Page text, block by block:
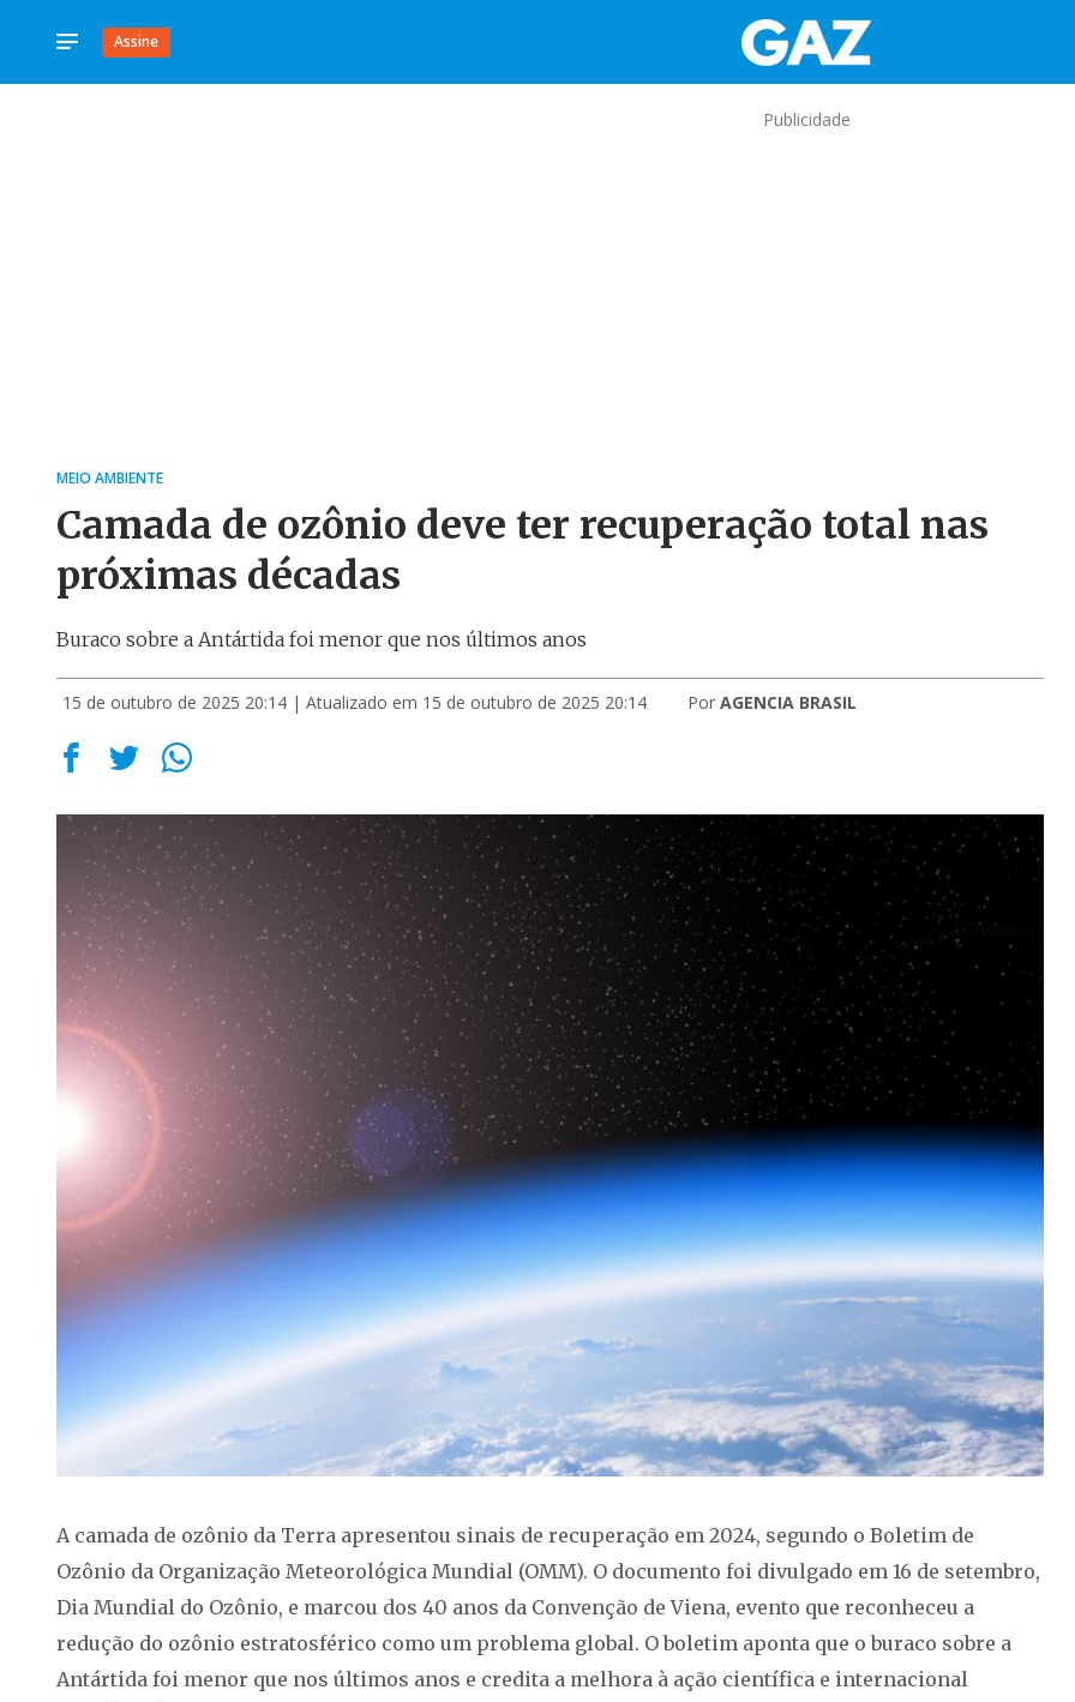
Assine
Publicidade
MEIO AMBIENTE
Camada de ozônio deve ter recuperação total nas
próximas décadas
Buraco sobre a Antártida foi menor que nos últimos anos
15 de outubro de 2025 20:14 | Atualizado em 15 de outubro de 2025 20:14 Por AGENCIA BRASIL
A camada de ozônio da Terra apresentou sinais de recuperação em 2024, segundo o Boletim de
Ozônio da Organização Meteorológica Mundial (OMM). O documento foi divulgado em 16 de setembro,
Dia Mundial do Ozônio, e marcou dos 40 anos da Convenção de Viena, evento que reconheceu a
redução do ozônio estratosférico como um problema global. O boletim aponta que o buraco sobre a
Antártida foi menor que nos últimos anos e credita a melhora à ação científica e internacional